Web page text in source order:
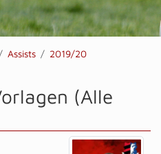
Assists
2019/20
(Alle